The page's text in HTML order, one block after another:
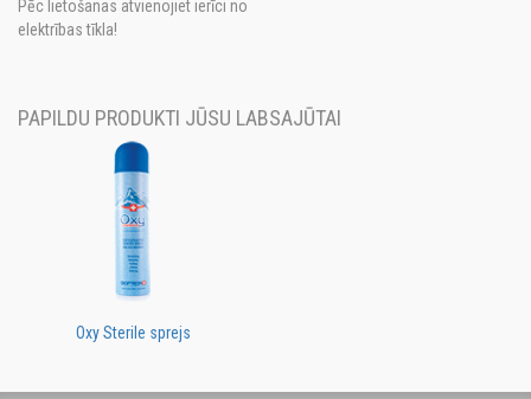
Pēc lietošanas atvienojiet ierīci no
elektrības tīkla!
PAPILDU PRODUKTI JŪSU LABSAJŪTAI
Oxy Sterile sprejs